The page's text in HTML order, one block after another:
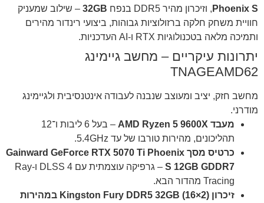
Phoenix S , וזיכרון מהיר DDR5 בנפח 32GB – שילוב שמעניק
חוויית משחק חלקה ברזולוציות גבוהות, ביצועי רינדור מהירים
ותמיכה מלאה בטכנולוגיות RTX ו-AI העדכניות.
יתרונות עיקריים – מחשב גיימינג
TNAGEAMD62
מחשב חזק, יציב ומעוצב שנבנה לעבודה אינטנסיבית ולגיימינג
מודרני.
מעבד AMD Ryzen 5 9600X
– בעל 6 ליבות ו־12
תהליכונים, מהירות טורבו של עד ‎5.4GHz‎.
כרטיס מסך Gainward GeForce RTX 5070 Ti Phoenix
S 12GB GDDR7
– גרפיקה עוצמתית עם DLSS 4 ו-Ray
Tracing מהדור הבא.
זיכרון Kingston Fury DDR5 32GB (16×2) במהירות